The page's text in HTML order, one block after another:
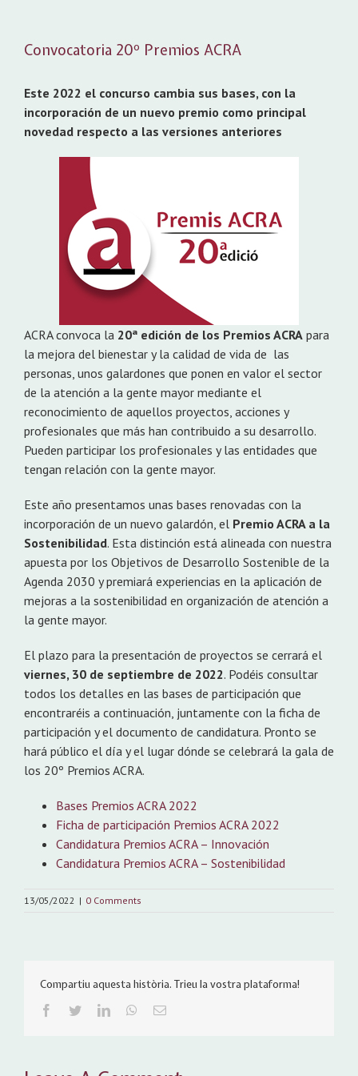
Convocatoria 20º Premios ACRA
Este 2022 el concurso cambia sus bases, con la
incorporación de un nuevo premio como principal
novedad respecto a las versiones anteriores
ACRA convoca la 20ª edición de los Premios ACRA para
la mejora del bienestar y la calidad de vida de las
personas, unos galardones que ponen en valor el sector
de la atención a la gente mayor mediante el
reconocimiento de aquellos proyectos, acciones y
profesionales que más han contribuido a su desarrollo.
Pueden participar los profesionales y las entidades que
tengan relación con la gente mayor.
Este año presentamos unas bases renovadas con la
incorporación de un nuevo galardón, el Premio ACRA a la
Sostenibilidad. Esta distinción está alineada con nuestra
apuesta por los Objetivos de Desarrollo Sostenible de la
Agenda 2030 y premiará experiencias en la aplicación de
mejoras a la sostenibilidad en organización de atención a
la gente mayor.
El plazo para la presentación de proyectos se cerrará el
viernes, 30 de septiembre de 2022. Podéis consultar
todos los detalles en las bases de participación que
encontraréis a continuación, juntamente con la ficha de
participación y el documento de candidatura. Pronto se
hará público el día y el lugar dónde se celebrará la gala de
los 20º Premios ACRA.
Bases Premios ACRA 2022
Ficha de participación Premios ACRA 2022
Candidatura Premios ACRA – Innovación
Candidatura Premios ACRA – Sostenibilidad
13/05/2022 | 0 Comments
Compartiu aquesta història. Trieu la vostra plataforma!
Facebook
TwitterLinkedInWhatsApp
Email